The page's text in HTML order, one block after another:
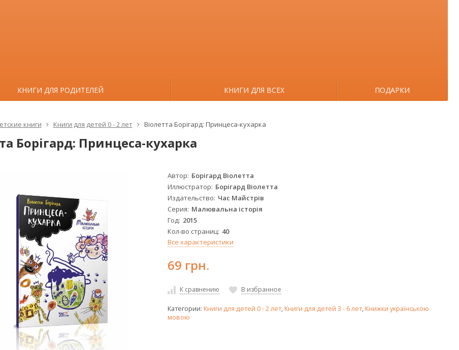
КНИГИ ДЛЯ РОДИТЕЛЕЙ КНИГИ ДЛЯ ВСЕХ ПОДАРКИ
книги Книги для детей 0 - 2 лет Віолетта Борігард: Принцеса-кухарка
Борігард: Принцеса-кухарка
Автор Борігард Віолетта
Иллюстратор Борігард Віолетта
Издательство Час Майстрів
Серия Малювальна історія
Год 2015
Кол-во страниц 40
Все характеристики
69 грн.
К сравнению В избранное
Категории:Книги для детей 0 - 2 лет,Книги для детей 3 - 6 лет,Книжки українською
мовою